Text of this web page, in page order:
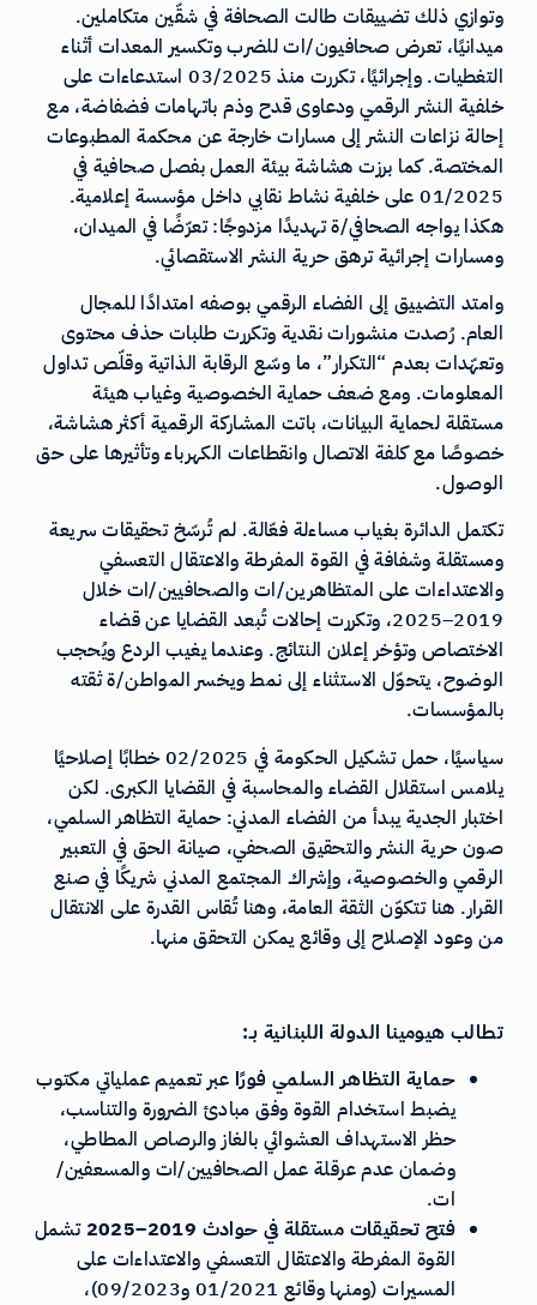
وتوازي ذلك تضييقات طالت الصحافة في شقّين متكاملين.
ميدانيًا، تعرض صحافيون/ات للضرب وتكسير المعدات أثناء
التغطيات. وإجرائيًا، تكررت منذ 03/2025 استدعاءات على
خلفية النشر الرقمي ودعاوى قدح وذم باتهامات فضفاضة، مع
إحالة نزاعات النشر إلى مسارات خارجة عن محكمة المطبوعات
المختصة. كما برزت هشاشة بيئة العمل بفصل صحافية في
01/2025 على خلفية نشاط نقابي داخل مؤسسة إعلامية.
هكذا يواجه الصحافي/ة تهديدًا مزدوجًا: تعرّضًا في الميدان،
ومسارات إجرائية ترهق حرية النشر الاستقصائي.
وامتد التضييق إلى الفضاء الرقمي بوصفه امتدادًا للمجال
العام. رُصدت منشورات نقدية وتكررت طلبات حذف محتوى
وتعهّدات بعدم “التكرار”، ما وسّع الرقابة الذاتية وقلّص تداول
المعلومات. ومع ضعف حماية الخصوصية وغياب هيئة
مستقلة لحماية البيانات، باتت المشاركة الرقمية أكثر هشاشة،
خصوصًا مع كلفة الاتصال وانقطاعات الكهرباء وتأثيرها على حق
الوصول.
تكتمل الدائرة بغياب مساءلة فعّالة. لم تُرسّخ تحقيقات سريعة
ومستقلة وشفافة في القوة المفرطة والاعتقال التعسفي
والاعتداءات على المتظاهرين/ات والصحافيين/ات خلال
2019–2025، وتكررت إحالات تُبعد القضايا عن قضاء
الاختصاص وتؤخر إعلان النتائج. وعندما يغيب الردع ويُحجب
الوضوح، يتحوّل الاستثناء إلى نمط ويخسر المواطن/ة ثقته
بالمؤسسات.
سياسيًا، حمل تشكيل الحكومة في 02/2025 خطابًا إصلاحيًا
يلامس استقلال القضاء والمحاسبة في القضايا الكبرى. لكن
اختبار الجدية يبدأ من الفضاء المدني: حماية التظاهر السلمي،
صون حرية النشر والتحقيق الصحفي، صيانة الحق في التعبير
الرقمي والخصوصية، وإشراك المجتمع المدني شريكًا في صنع
القرار. هنا تتكوّن الثقة العامة، وهنا تُقاس القدرة على الانتقال
من وعود الإصلاح إلى وقائع يمكن التحقق منها.
تطالب هيومينا الدولة اللبنانية بـ:
حماية التظاهر السلمي فورًا عبر تعميم عملياتي مكتوب
يضبط استخدام القوة وفق مبادئ الضرورة والتناسب،
حظر الاستهداف العشوائي بالغاز والرصاص المطاطي،
وضمان عدم عرقلة عمل الصحافيين/ات والمسعفين/
ات.
فتح تحقيقات مستقلة في حوادث 2019–2025
تشمل
القوة المفرطة والاعتقال التعسفي والاعتداءات على
المسيرات (ومنها وقائع 01/2021 و09/2023)،